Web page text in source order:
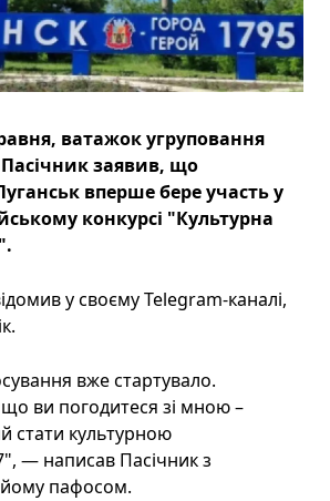
ватажок угруповання
заявив, що
вперше бере участь у
конкурсі "Культурна
у своєму Telegram-каналі,
вже стартувало.
ви погодитеся зі мною –
стати культурною
— написав Пасічник з
пафосом.